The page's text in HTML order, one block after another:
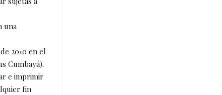
una
2010 en el
Cumbayá).
e imprimir
fin